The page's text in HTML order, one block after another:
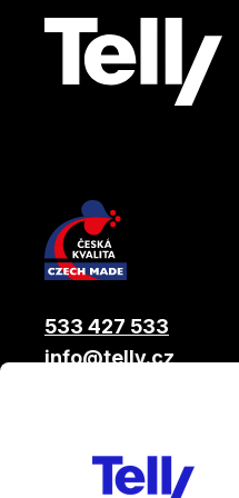
533 427 533
info@telly.cz
,